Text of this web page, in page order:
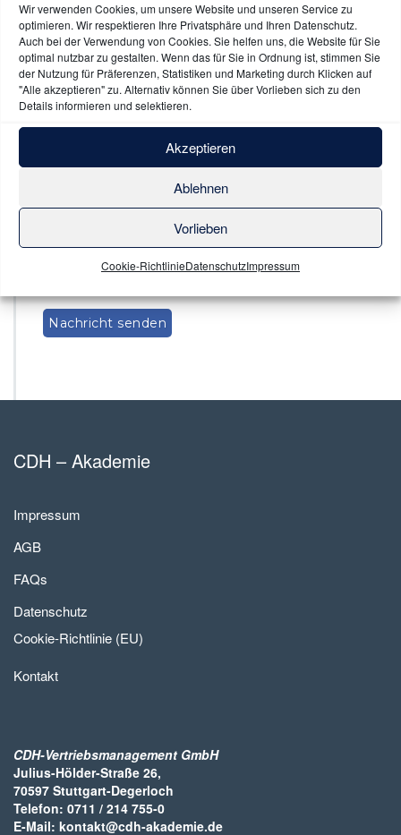
Wir verwenden Cookies, um unsere Website und unseren Service zu
optimieren. Wir respektieren Ihre Privatsphäre und Ihren Datenschutz.
Auch bei der Verwendung von Cookies. Sie helfen uns, die Website für Sie
optimal nutzbar zu gestalten. Wenn das für Sie in Ordnung ist, stimmen Sie
der Nutzung für Präferenzen, Statistiken und Marketing durch Klicken auf
"Alle akzeptieren" zu. Alternativ können Sie über Vorlieben sich zu den
Details informieren und selektieren.
Akzeptieren
Ablehnen
Vorlieben
Cookie-RichtlinieDatenschutzImpressum
Deine E-Mail-Adresse wird nicht veröffentlicht.
Erforderliche Felder sind mit*markiert
Name, E-Mail-Adresse und Website in diesem Browser
CDH – Akademie
Impressum
AGB
FAQs
Datenschutz
Cookie-Richtlinie (EU)
Kontakt
CDH-Vertriebsmanagement GmbH
Julius-Hölder-Straße 26,
70597 Stuttgart-Degerloch
Telefon: 0711 / 214 755-0
E-Mail: kontakt@cdh-akademie.de